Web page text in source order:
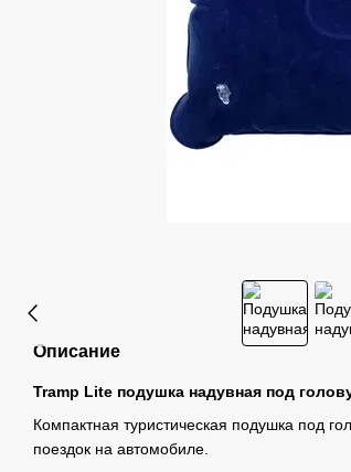
Описание
Tramp Lite подушка надувная под
Компактная туристическая подушка под
поездок на автомобиле.